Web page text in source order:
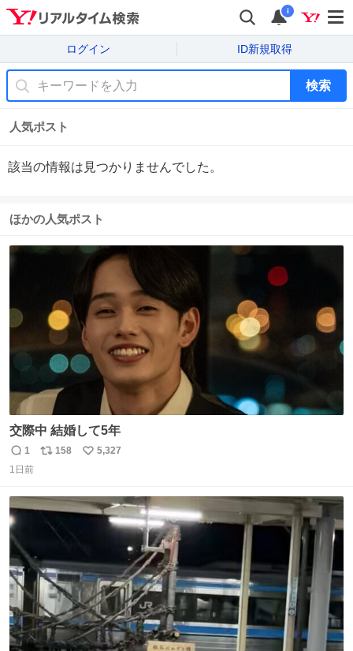
i
ログイン ID新規取得
検索
人気ポスト
該当の情報は見つかりませんでした。
ほかの人気ポスト
交際中 結婚して5年
返
信
1
リ
ト
数
158
い
数
5,327
1日前